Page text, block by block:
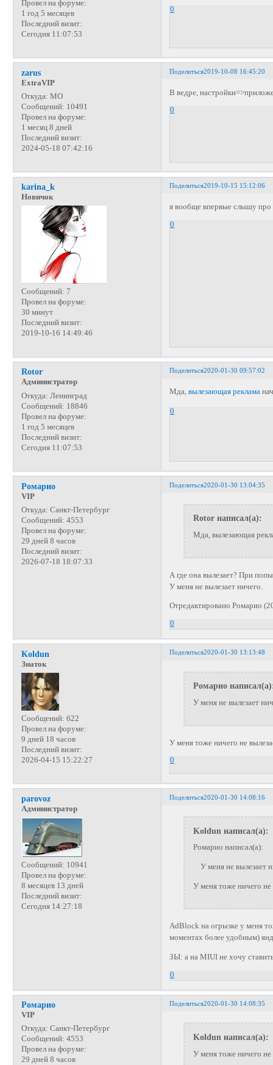
Провел на форуме:
1 год 5 месяцев
Последний визит:
Сегодня 11:07:53
0
Поделиться2019-10-08 16:45:20
zarus
ExtraVIP
Откуда: МО
Сообщений: 10491
Провел на форуме:
1 месяц 8 дней
Последний визит:
2024-05-18 07:42:16
В ведре,
0
Поделиться2019-10-15 15:12:06
karina_k
Новичок
Сообщений: 7
Провел на форуме:
30 минут
Последний визит:
2019-10-16 14:49:46
я вообще впервые слышу про
0
Поделиться2020-01-30 09:57:02
Rotor
Администратор
Откуда: Ленинград
Сообщений: 18846
Провел на форуме:
1 год 5 месяцев
Последний визит:
Сегодня 11:07:53
Мда,вылезающая реклама
0
Поделиться2020-01-30 13:04:35
Ромарио
VIP
Откуда: Санкт-Петербург
Сообщений: 4553
Провел на форуме:
29 дней 8 часов
Последний визит:
2026-07-18 18:07:33
Rotor написал(а):
Мда, вылезающая
А где она вылезает? При
У меня не вылезает ничего.
Отредактировано Ромарио
0
Поделиться2020-01-30 13:13:48
Koldun
Знаток
Сообщений: 622
Провел на форуме:
9 дней 18 часов
Последний визит:
2026-04-15 15:22:27
Ромарио
У меня не вылезает
У меня тоже ничего не
0
Поделиться2020-01-30 14:08:16
parovoz
Администратор
Сообщений: 10941
Провел на форуме:
8 месяцев 13 дней
Последний визит:
Сегодня 14:27:18
Koldun написал(а):
Ромарио написал(а):
У меня не вылезает
У меня тоже ничего не
AdBlock на огрызке у меня
моментах более удобным)
ЗЫ: а на MIUI не хочу
0
Поделиться2020-01-30 14:08:35
Ромарио
VIP
Откуда: Санкт-Петербург
Сообщений: 4553
Провел на форуме:
29 дней 8 часов
Koldun написал(а):
У меня тоже ничего не